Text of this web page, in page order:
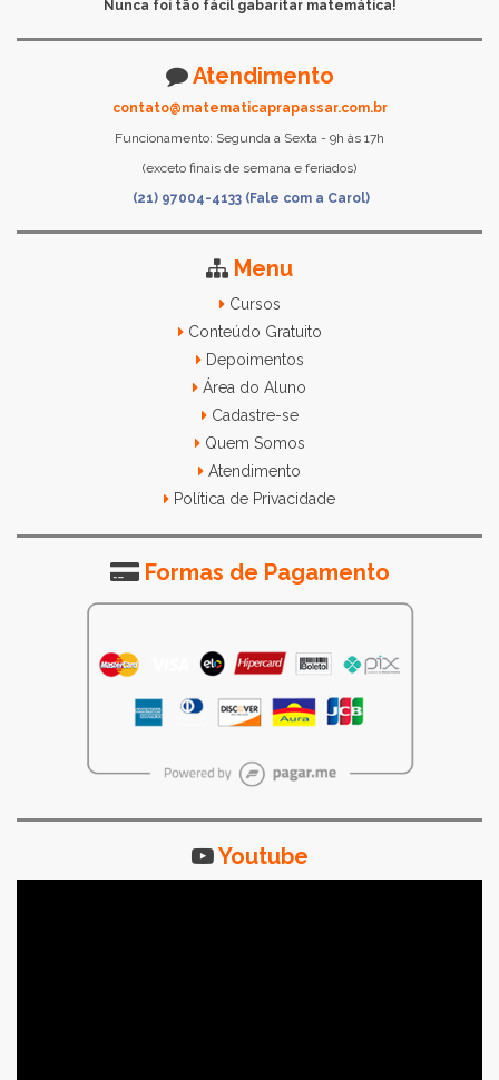
Nunca foi tão fácil gabaritar matemática!
Atendimento
contato@matematicaprapassar.com.br
Funcionamento: Segunda a Sexta - 9h às 17h
(exceto finais de semana e feriados)
(21) 97004-4133 (Fale com a Carol)
Menu
Cursos
Conteúdo Gratuito
Depoimentos
Área do Aluno
Cadastre-se
Quem Somos
Atendimento
Política de Privacidade
Formas de Pagamento
Youtube